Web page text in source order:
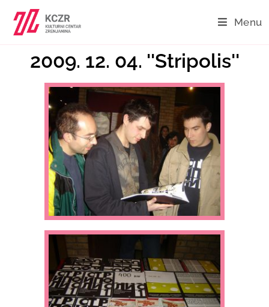
Menu
2009. 12. 04. ''Stripolis''